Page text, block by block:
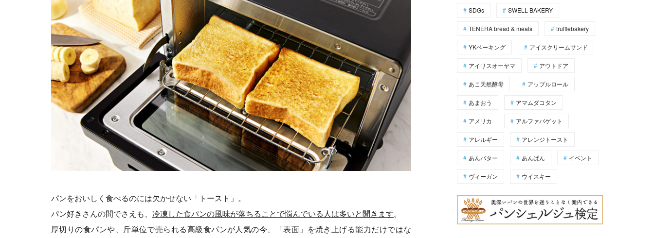
パンをおいしく食べるのには欠かせない「トースト」。
パン好きさんの間でさえも、 冷凍した食パンの風味が落ちることで悩んでいる人は多いと聞きます。
厚切りの食パンや、斤単位で売られる高級食パンが人気の今、「表面」を焼き上げる能力だけではな
SDGs SWELL BAKERY
TENERA bread & meals trufflebakery
YKベーキング アイスクリームサンド
アイリスオーヤマ アウトドア
あこ天然酵母 アップルロール
あまおう アマムダコタン
アメリカ アルファバゲット
アレルギー アレンジトースト
あんバター あんぱん イベント
ヴィーガン ウイスキー